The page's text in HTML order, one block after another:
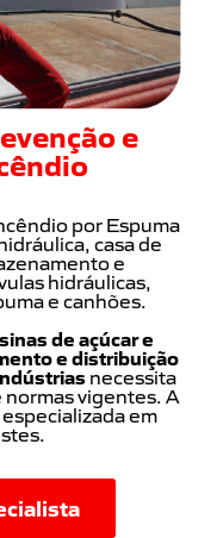
e
por Espuma
casa de
e
hidráulicas,
e canhões.
de açúcar e
e distribuição
necessita
vigentes. A
em